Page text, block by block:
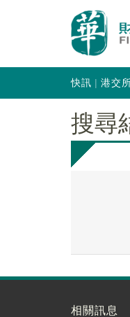
快訊 港交
搜尋
相關訊息